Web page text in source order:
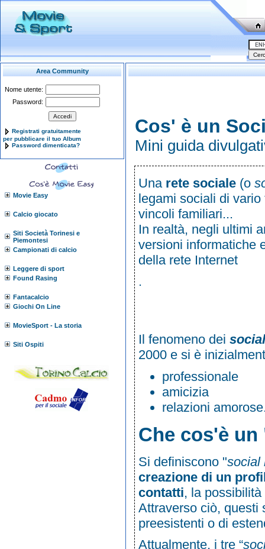
Area Community
Nome utente:
Password:
Registrati gratuitamente
per pubblicare il tuo Album
Password dimenticata?
Movie Easy
Calcio giocato
Siti Società Torinesi e
Piemontesi
Campionati di calcio
Leggere di sport
Found Rasing
Fantacalcio
Giochi On Line
MovieSport - La storia
Siti Ospiti
Cos' è un
Mini guida
Una rete sociale (o
legami sociali di
vincoli familiari...
In realtà, negli ultimi
versioni informatiche
della rete Internet
.
Il fenomeno dei
2000 e si è
professionale
amicizia
relazioni
Che cos'è
Si definiscono "social
creazione di un
contatti, la
Attraverso ciò, questi
preesistenti o di
Attualmente, i tre “